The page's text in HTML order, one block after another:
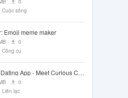
0
Cuộc sống
Emoji meme maker
0
Công cụ
3Fun Dating App - Meet Curious Couples & Singles
0
Liên lạc